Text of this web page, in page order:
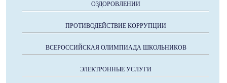
ОЗДОРОВЛЕНИИ
ПРОТИВОДЕЙСТВИЕ КОРРУПЦИИ
ВСЕРОССИЙСКАЯ ОЛИМПИАДА ШКОЛЬНИКОВ
ЭЛЕКТРОННЫЕ УСЛУГИ